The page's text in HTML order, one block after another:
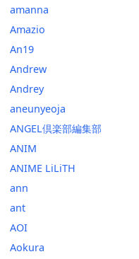
amanna
Amazio
An19
Andrew
Andrey
aneunyeoja
ANGEL倶楽部編集部
ANIM
ANIME LiLiTH
ann
ant
AOI
Aokura